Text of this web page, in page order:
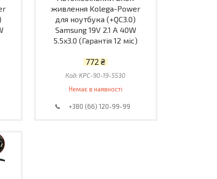
живлення Kolega-Power
для ноутбука (+QC3.0)
Samsung 19V 2.1 A 40W
5.5x3.0 (Гарантія 12 міс)
772 ₴
KPC-90-19-5530
Немає в наявності
+380 (66) 120-99-99